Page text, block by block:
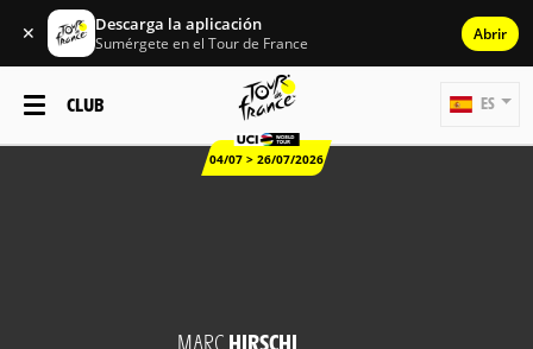
✕ Descarga la aplicación
Sumérgete en el Tour de France Abrir
CLUB
04/07 > 26/07/2026
ES
MARC HIRSCHI